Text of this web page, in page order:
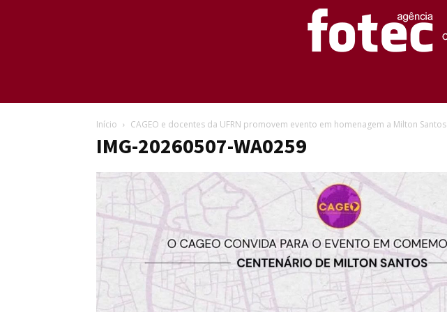
Início CAGEO e docentes da UFRN promovem evento em homenagem a Milton Santos
IMG-20260507-WA0259